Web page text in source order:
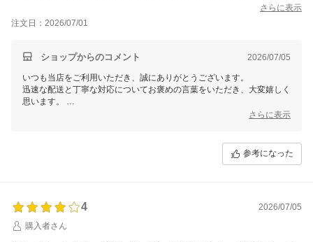
さらに表示
注文日：2026/07/01
ショップからのコメント 2026/07/05
いつも当店をご利用いただき、誠にありがとうございます。
迅速な配送と丁寧な対応についてお褒めの言葉をいただき、大変嬉しく
思います。
これからもお客様に安心してご利用いただけるサービスを心掛けて参り
さらに表示
参考になった
4
2026/07/05
購入者さん